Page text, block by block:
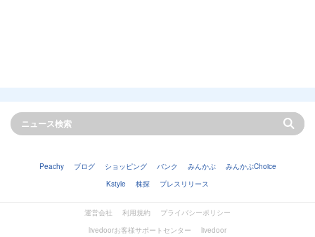
Peachy ブログ ショッピング バンク みんかぶ
みんかぶChoice
Kstyle
株探 プレスリリース
運営会社 利用規約
プライバシーポリシー
livedoorお客様サポートセンター
livedoor